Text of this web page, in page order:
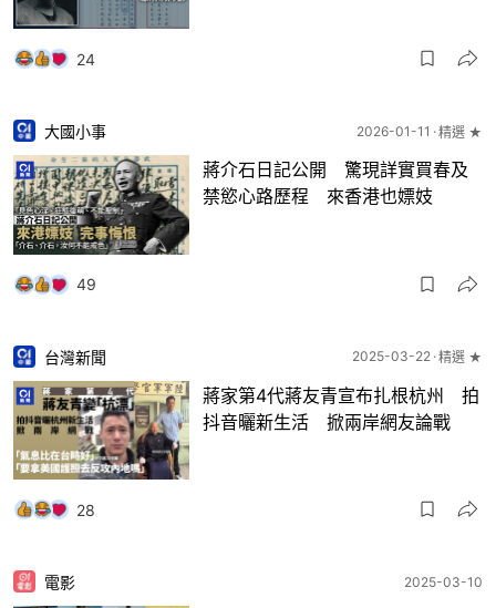
24
大國小事 2026-01-11 精選 ★
蔣介石日記公開 驚現詳實買春及
禁慾心路歷程 來香港也嫖妓
49
台灣新聞 2025-03-22 精選 ★
蔣家第4代蔣友青宣布扎根杭州 拍
抖音曬新生活 掀兩岸網友論戰
28
電影 2025-03-10